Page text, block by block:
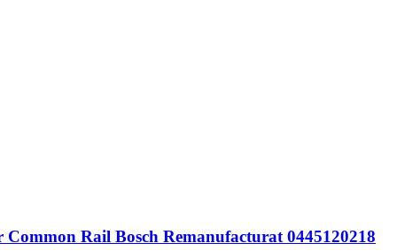
Common Rail Bosch Remanufacturat 0445120218